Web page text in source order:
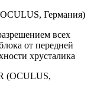
Германия)
всех
от передней
хрусталика